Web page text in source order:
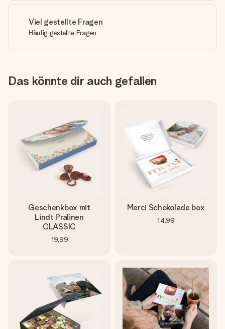
Viel gestellte Fragen
Häufig gestellte Fragen
Das könnte dir auch gefallen
Geschenkbox mit
Lindt Pralinen
CLASSIC
19,99
Merci Schokolade box
14,99